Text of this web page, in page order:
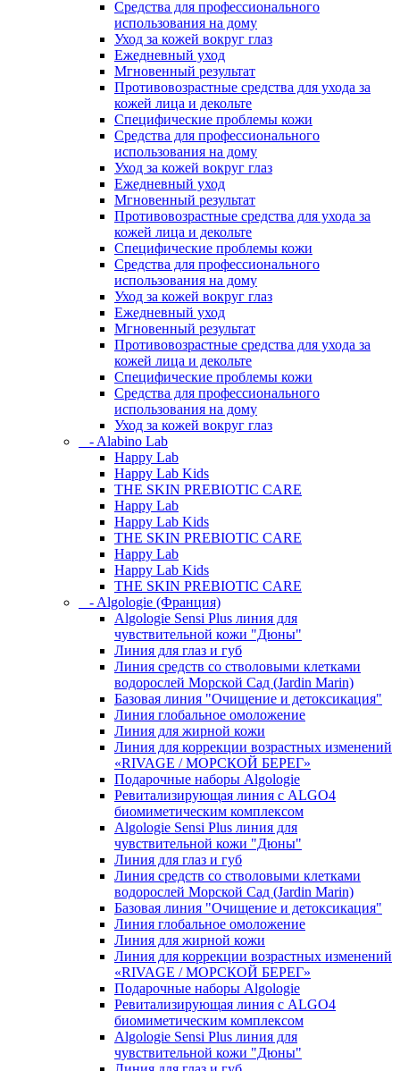
Средства для профессионального
использования на дому
Уход за кожей вокруг глаз
Ежедневный уход
Мгновенный результат
Противовозрастные средства для ухода за
кожей лица и декольте
Специфические проблемы кожи
Средства для профессионального
использования на дому
Уход за кожей вокруг глаз
Ежедневный уход
Мгновенный результат
Противовозрастные средства для ухода за
кожей лица и декольте
Специфические проблемы кожи
Средства для профессионального
использования на дому
Уход за кожей вокруг глаз
Ежедневный уход
Мгновенный результат
Противовозрастные средства для ухода за
кожей лица и декольте
Специфические проблемы кожи
Средства для профессионального
использования на дому
Уход за кожей вокруг глаз
- Alabino Lab
Happy Lab
Happy Lab Kids
THE SKIN PREBIOTIC CARE
Happy Lab
Happy Lab Kids
THE SKIN PREBIOTIC CARE
Happy Lab
Happy Lab Kids
THE SKIN PREBIOTIC CARE
- Algologie (Франция)
Algologie Sensi Plus линия для
чувcтвительной кожи "Дюны"
Линия для глаз и губ
Линия средств со стволовыми клетками
водорослей Морской Сад (Jardin Marin)
Базовая линия "Очищение и детоксикация"
Линия глобальное омоложение
Линия для жирной кожи
Линия для коррекции возрастных изменений
«RIVAGE / МОРСКОЙ БЕРЕГ»
Подарочные наборы Algologie
Ревитализирующая линия с ALGO4
биомиметическим комплексом
Algologie Sensi Plus линия для
чувcтвительной кожи "Дюны"
Линия для глаз и губ
Линия средств со стволовыми клетками
водорослей Морской Сад (Jardin Marin)
Базовая линия "Очищение и детоксикация"
Линия глобальное омоложение
Линия для жирной кожи
Линия для коррекции возрастных изменений
«RIVAGE / МОРСКОЙ БЕРЕГ»
Подарочные наборы Algologie
Ревитализирующая линия с ALGO4
биомиметическим комплексом
Algologie Sensi Plus линия для
чувcтвительной кожи "Дюны"